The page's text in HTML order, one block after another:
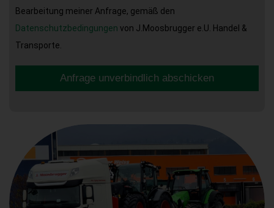
Bearbeitung meiner Anfrage, gemäß den
Datenschutzbedingungen von J.Moosbrugger e.U. Handel &
Transporte.
Anfrage unverbindlich abschicken